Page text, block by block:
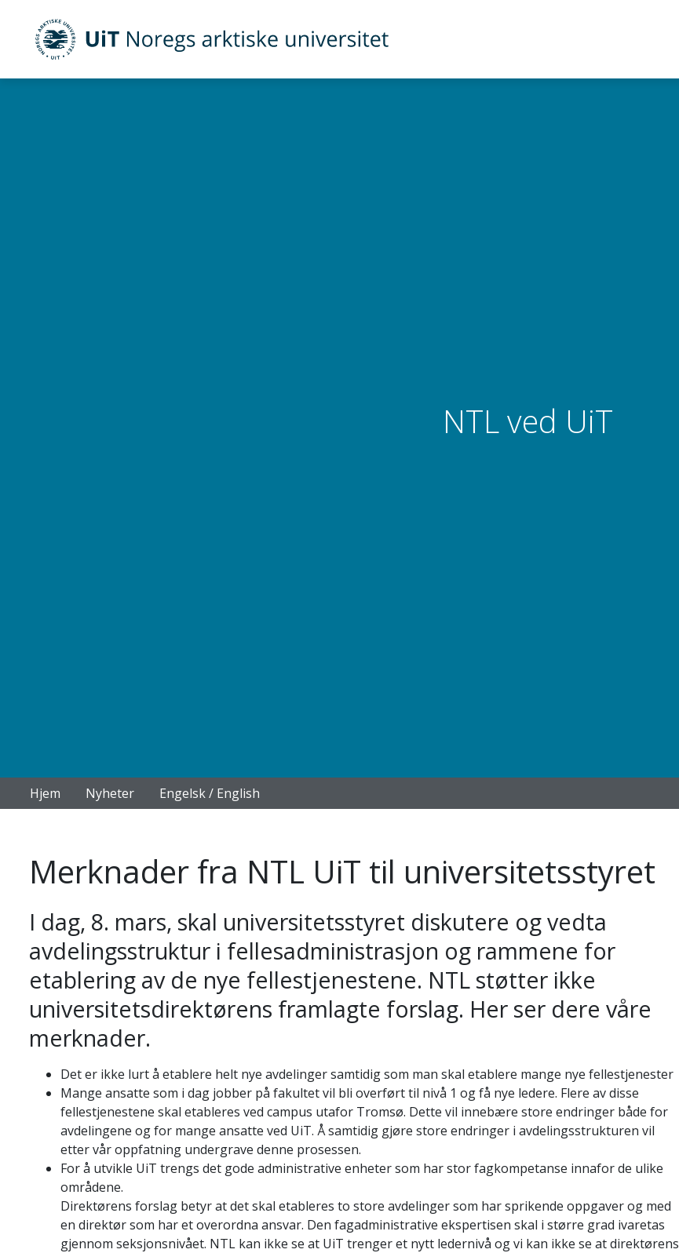
UiT Noregs arktiske universitet
NTL ved UiT
Hjem Nyheter Engelsk / English
Merknader fra NTL UiT til universitetsstyret
I dag, 8. mars, skal universitetsstyret diskutere og vedta
avdelingsstruktur i fellesadministrasjon og rammene for
etablering av de nye fellestjenestene. NTL støtter ikke
universitetsdirektørens framlagte forslag. Her ser dere våre
merknader.
Det er ikke lurt å etablere helt nye avdelinger samtidig som man skal etablere mange nye fellestjenester
Mange ansatte som i dag jobber på fakultet vil bli overført til nivå 1 og få nye ledere. Flere av disse
fellestjenestene skal etableres ved campus utafor Tromsø. Dette vil innebære store endringer både for
avdelingene og for mange ansatte ved UiT. Å samtidig gjøre store endringer i avdelingsstrukturen vil
etter vår oppfatning undergrave denne prosessen.
For å utvikle UiT trengs det gode administrative enheter som har stor fagkompetanse innafor de ulike
områdene.
Direktørens forslag betyr at det skal etableres to store avdelinger som har sprikende oppgaver og med
en direktør som har et overordna ansvar. Den fagadministrative ekspertisen skal i større grad ivaretas
gjennom seksjonsnivået. NTL kan ikke se at UiT trenger et nytt ledernivå og vi kan ikke se at direktørens